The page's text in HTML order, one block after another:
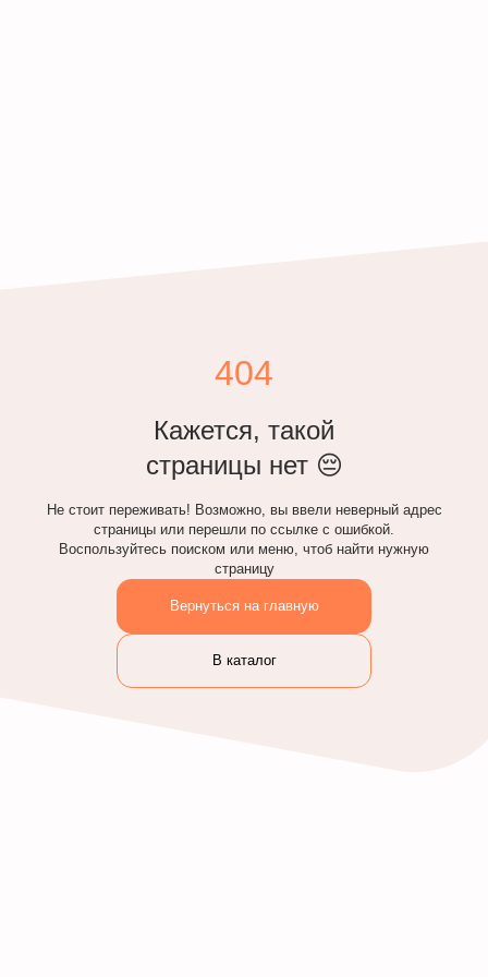
404
Кажется, такой
страницы нет 😔
Не стоит переживать! Возможно, вы ввели неверный адрес
страницы или перешли по ссылке с ошибкой.
Воспользуйтесь поиском или меню, чтоб найти нужную
страницу
Вернуться на главную
В каталог